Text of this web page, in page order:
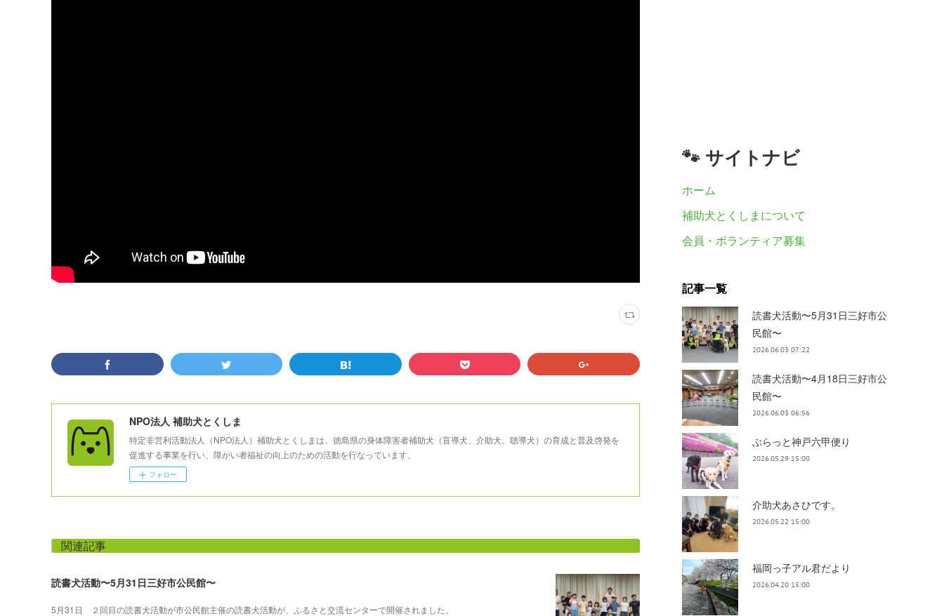
NPO法人 補助犬とくしま
特定非営利活動法人（NPO法人）補助犬とくしまは、徳島県の身体障害者補助犬（盲導犬、介助犬、聴導犬）の育成と普及啓発を
促進する事業を行い、障がい者福祉の向上のための活動を行なっています。
フォロー
関連記事
読書犬活動〜5月31日三好市公民館〜
5月31日 ２回目の読書犬活動が市公民館主催の読書犬活動が、ふるさと交流センターで開催されました。
🐾 サイトナビ
ホーム
補助犬とくしまについて
会員・ボランティア募集
記事一覧
読書犬活動〜5月31日三好市公
民館〜
2026.06.03 07:22
読書犬活動〜4月18日三好市公
民館〜
2026.06.03 06:56
ぶらっと神戸六甲便り
2026.05.29 15:00
介助犬あさひです。
2026.05.22 15:00
福岡っ子アル君だより
2026.04.20 15:00